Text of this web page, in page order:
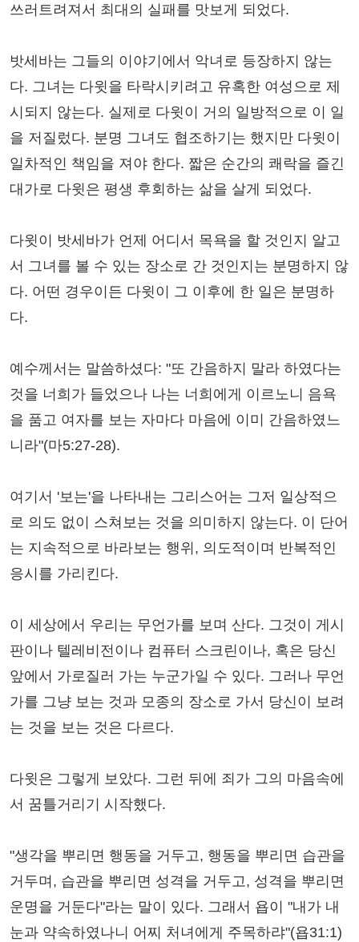
쓰러트려져서 최대의 실패를 맛보게 되었다.
밧세바는 그들의 이야기에서 악녀로 등장하지 않는
다. 그녀는 다윗을 타락시키려고 유혹한 여성으로 제
시되지 않는다. 실제로 다윗이 거의 일방적으로 이 일
을 저질렀다. 분명 그녀도 협조하기는 했지만 다윗이
일차적인 책임을 져야 한다. 짧은 순간의 쾌락을 즐긴
대가로 다윗은 평생 후회하는 삶을 살게 되었다.
다윗이 밧세바가 언제 어디서 목욕을 할 것인지 알고
서 그녀를 볼 수 있는 장소로 간 것인지는 분명하지 않
다. 어떤 경우이든 다윗이 그 이후에 한 일은 분명하
다.
예수께서는 말씀하셨다: "또 간음하지 말라 하였다는
것을 너희가 들었으나 나는 너희에게 이르노니 음욕
을 품고 여자를 보는 자마다 마음에 이미 간음하였느
니라"(마5:27-28).
여기서 '보는'을 나타내는 그리스어는 그저 일상적으
로 의도 없이 스쳐보는 것을 의미하지 않는다. 이 단어
는 지속적으로 바라보는 행위, 의도적이며 반복적인
응시를 가리킨다.
이 세상에서 우리는 무언가를 보며 산다. 그것이 게시
판이나 텔레비전이나 컴퓨터 스크린이나, 혹은 당신
앞에서 가로질러 가는 누군가일 수 있다. 그러나 무언
가를 그냥 보는 것과 모종의 장소로 가서 당신이 보려
는 것을 보는 것은 다르다.
다윗은 그렇게 보았다. 그런 뒤에 죄가 그의 마음속에
서 꿈틀거리기 시작했다.
"생각을 뿌리면 행동을 거두고, 행동을 뿌리면 습관을
거두며, 습관을 뿌리면 성격을 거두고, 성격을 뿌리면
운명을 거둔다"라는 말이 있다. 그래서 욥이 "내가 내
눈과 약속하였나니 어찌 처녀에게 주목하랴"(욥31:1)